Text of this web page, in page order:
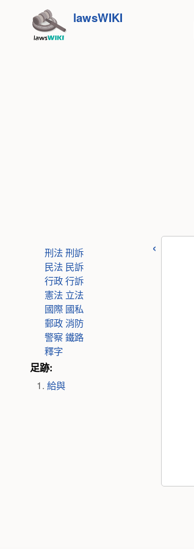
lawsWIKI
刑法刑訴
民法 民訴
行政行訴
憲法 立法
國際 國私
郵政消防
警察鐵路
釋字
足跡:
給與